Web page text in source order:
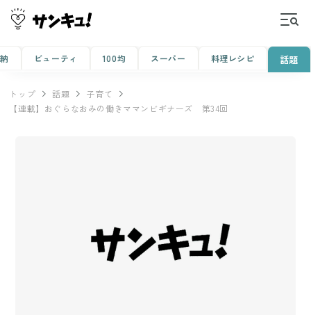
ビューティ 100均 スーパー 料理レシピ 話題
トップ 話題
子育て
【連載】おぐらなおみの働きママンビギナーズ 第34回